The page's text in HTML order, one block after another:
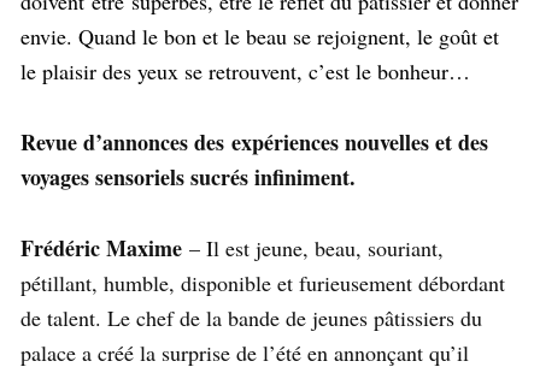
envie. Quand le bon et le beau se rejoignent, le goût et
le plaisir des yeux se retrouvent, c’est le bonheur…
Revue d’annonces des expériences nouvelles et des
voyages sensoriels sucrés infiniment.
Frédéric Maxime – Il est jeune, beau, souriant,
pétillant, humble, disponible et furieusement débordant
de talent. Le chef de la bande de jeunes pâtissiers du
palace a créé la surprise de l’été en annonçant qu’il